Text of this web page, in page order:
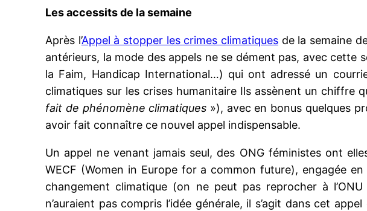
Les accessits de la semaine
Après l’Appel à stopper les crimes climatiquesde la semaine
antérieurs, la mode des appels ne se dément pas, avec cette
la Faim, Handicap International…) qui ont adressé un
climatiques sur les crises humanitaire Ils assènent un chiffre
fait de phénomène climatiques »), avec en bonus quelques
avoir fait connaître ce nouvel appel indispensable.
Un appel ne venant jamais seul, des ONG féministes ont
WECF (Women in Europe for a common future), engagée
changement climatique (on ne peut pas reprocher à
n’auraient pas compris l’idée générale, il s’agit dans cet appel